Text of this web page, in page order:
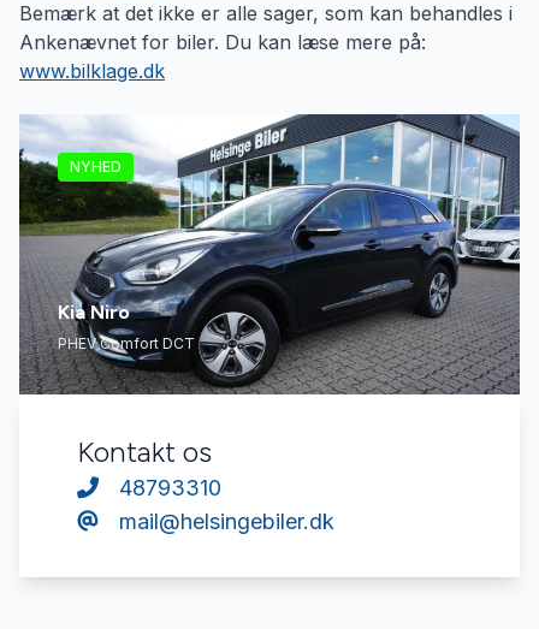
Bemærk at det ikke er alle sager, som kan behandles i
Ankenævnet for biler. Du kan læse mere på:
www.bilklage.dk
NYHED
Kia Niro
PHEV Comfort DCT
Kontakt os
48793310
mail@helsingebiler.dk